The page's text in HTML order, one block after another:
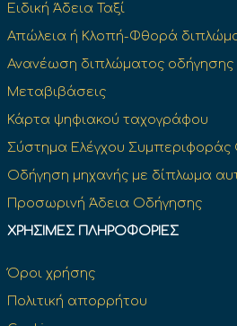
Ειδική Άδεια Ταξί
Απώλεια ή Κλοπή-Φθορά
Ανανέωση διπλώματος οδήγησης
Μεταβιβάσεις
Κάρτα ψηφιακού ταχογράφου
Σύστημα Ελέγχου Συμπεριφοράς
Οδήγηση μηχανής με δίπλωμα
Προσωρινή Άδεια Οδήγησης
ΧΡΉΣΙΜΕΣ ΠΛΗΡΟΦΟΡΊΕΣ
Όροι χρήσης
Πολιτική απορρήτου